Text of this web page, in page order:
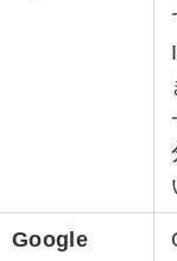
Google